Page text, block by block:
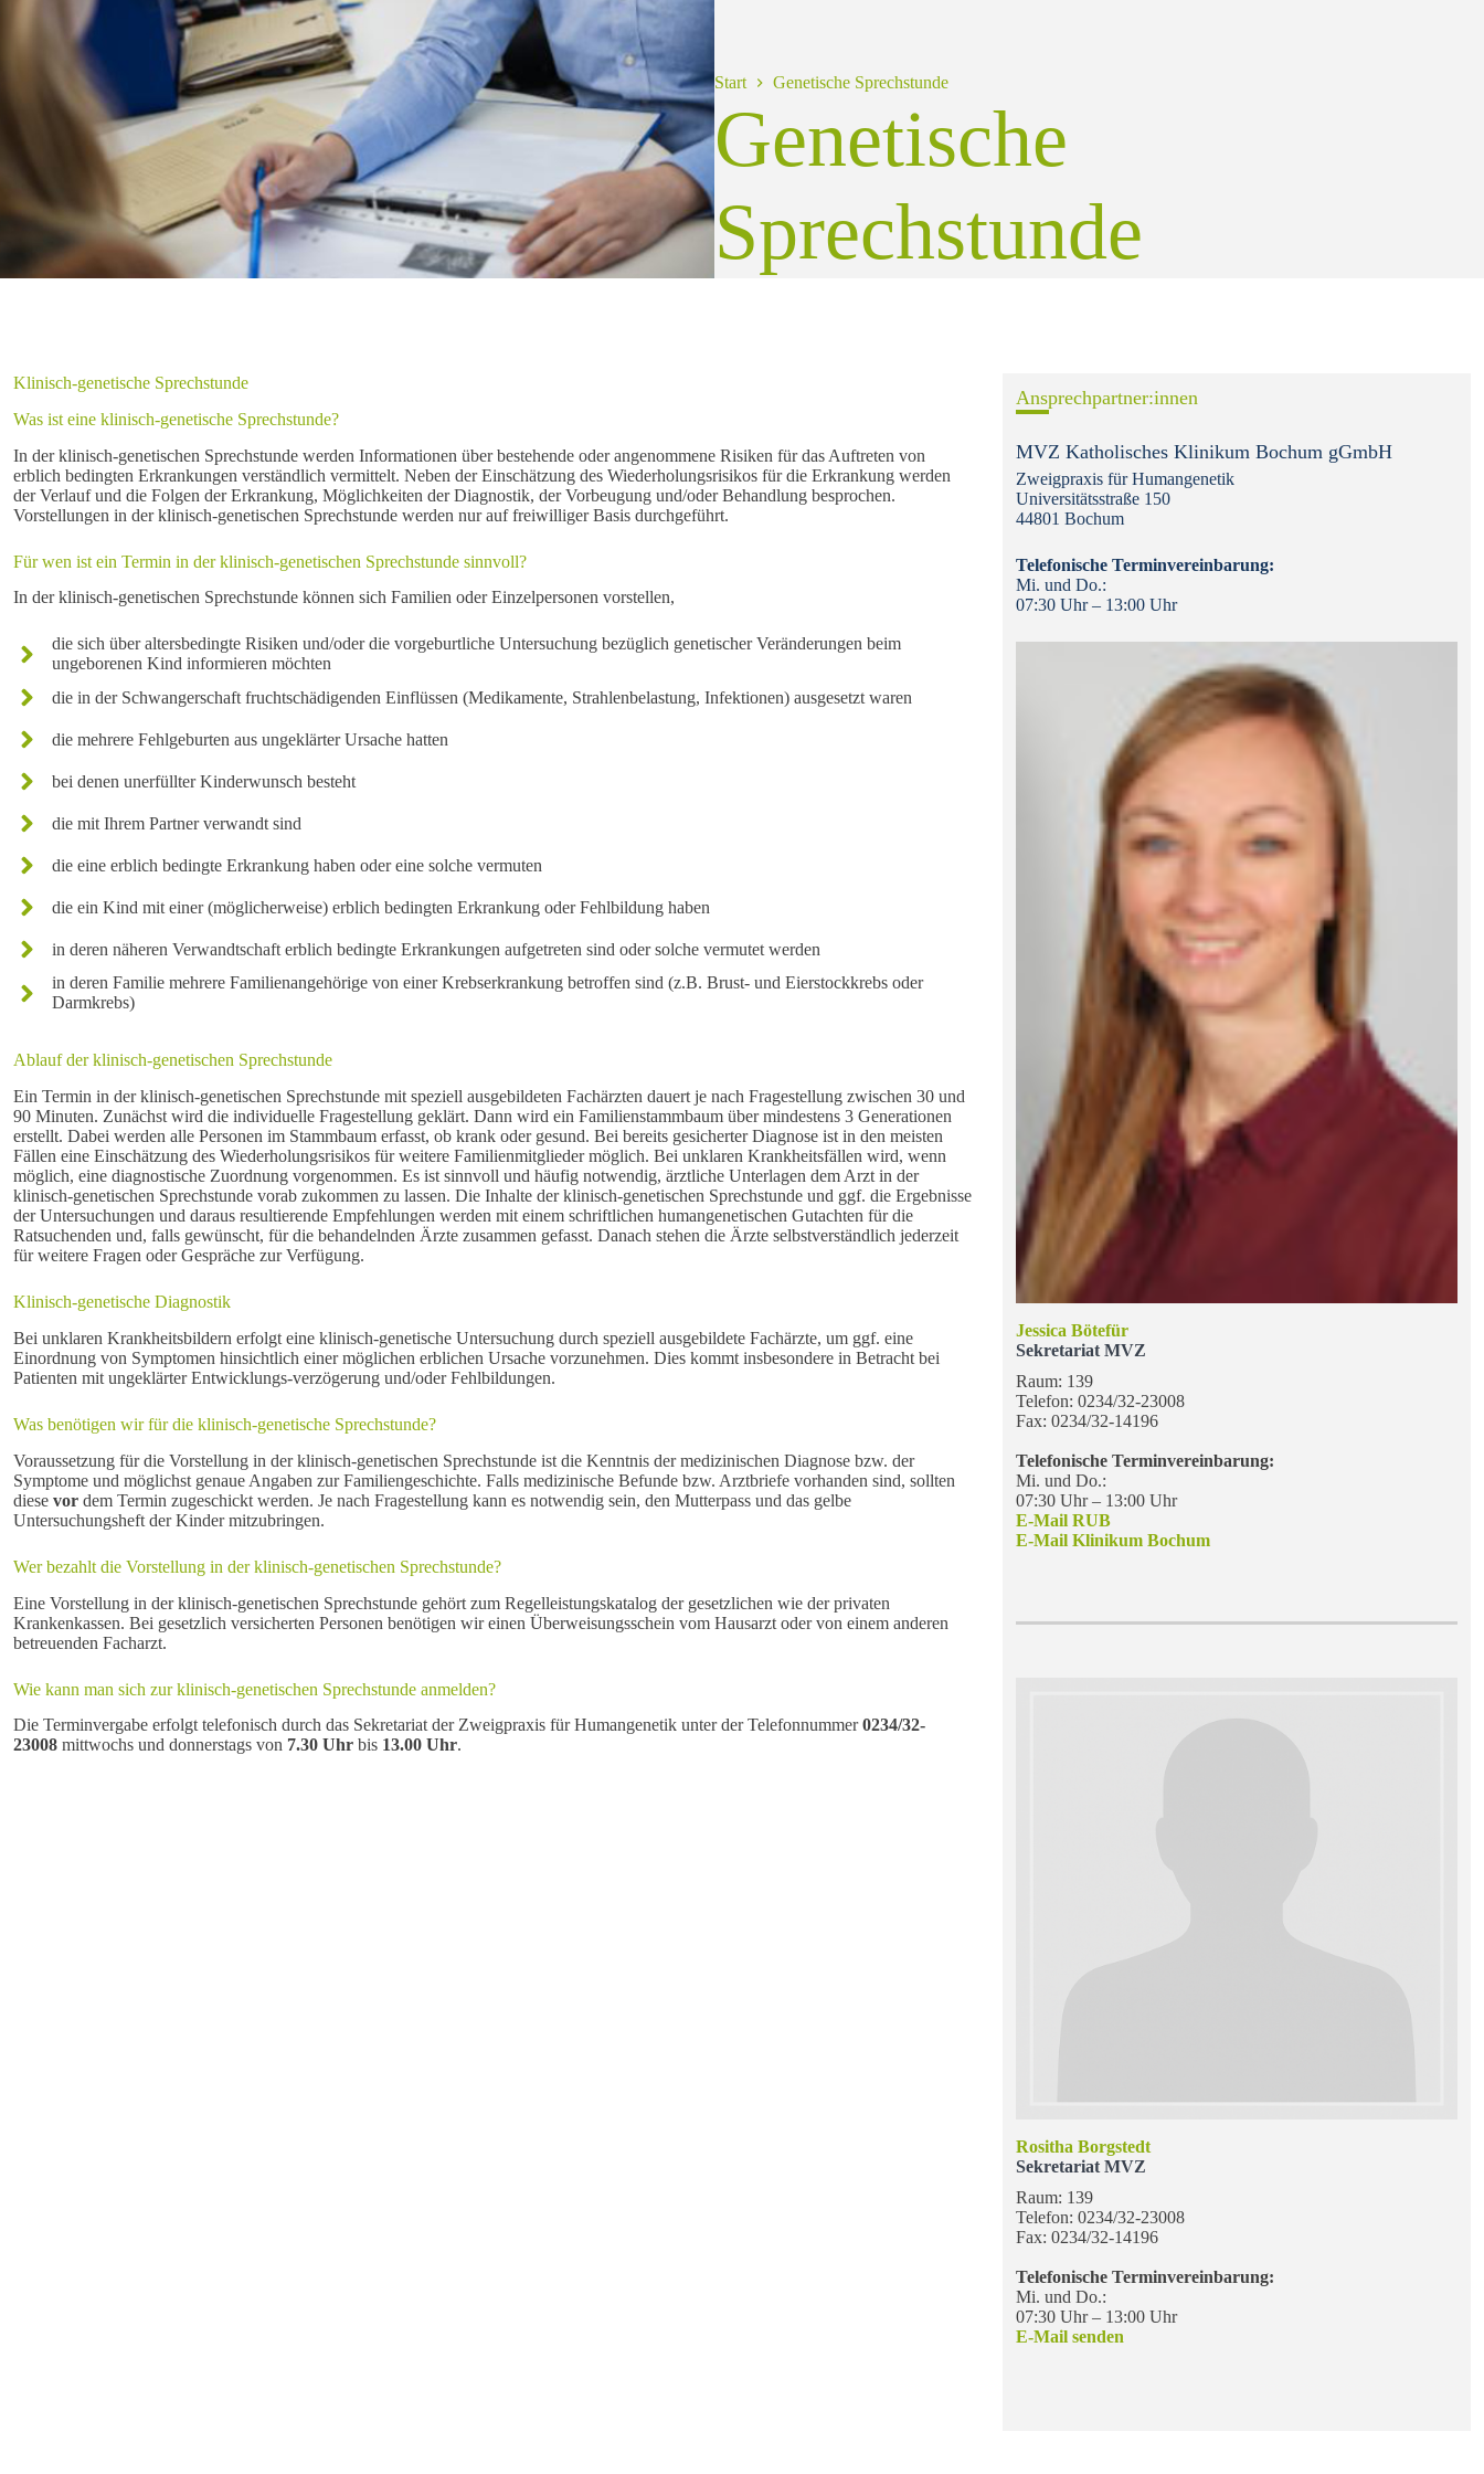
Start Genetische Sprechstunde
Genetische
Sprechstunde
Klinisch-genetische Sprechstunde
Was ist eine klinisch-genetische Sprechstunde?
In der klinisch-genetischen Sprechstunde werden Informationen über bestehende oder angenommene Risiken für das Auftreten von
erblich bedingten Erkrankungen verständlich vermittelt. Neben der Einschätzung des Wiederholungsrisikos für die Erkrankung werden
der Verlauf und die Folgen der Erkrankung, Möglichkeiten der Diagnostik, der Vorbeugung und/oder Behandlung besprochen.
Vorstellungen in der klinisch-genetischen Sprechstunde werden nur auf freiwilliger Basis durchgeführt.
Für wen ist ein Termin in der klinisch-genetischen Sprechstunde sinnvoll?
In der klinisch-genetischen Sprechstunde können sich Familien oder Einzelpersonen vorstellen,
die sich über altersbedingte Risiken und/oder die vorgeburtliche Untersuchung bezüglich genetischer Veränderungen beim
ungeborenen Kind informieren möchten
die in der Schwangerschaft fruchtschädigenden Einflüssen (Medikamente, Strahlenbelastung, Infektionen) ausgesetzt waren
die mehrere Fehlgeburten aus ungeklärter Ursache hatten
bei denen unerfüllter Kinderwunsch besteht
die mit Ihrem Partner verwandt sind
die eine erblich bedingte Erkrankung haben oder eine solche vermuten
die ein Kind mit einer (möglicherweise) erblich bedingten Erkrankung oder Fehlbildung haben
in deren näheren Verwandtschaft erblich bedingte Erkrankungen aufgetreten sind oder solche vermutet werden
in deren Familie mehrere Familienangehörige von einer Krebserkrankung betroffen sind (z.B. Brust- und Eierstockkrebs oder
Darmkrebs)
Ablauf der klinisch-genetischen Sprechstunde
Ein Termin in der klinisch-genetischen Sprechstunde mit speziell ausgebildeten Fachärzten dauert je nach Fragestellung zwischen 30 und
90 Minuten. Zunächst wird die individuelle Fragestellung geklärt. Dann wird ein Familienstammbaum über mindestens 3 Generationen
erstellt. Dabei werden alle Personen im Stammbaum erfasst, ob krank oder gesund. Bei bereits gesicherter Diagnose ist in den meisten
Fällen eine Einschätzung des Wiederholungsrisikos für weitere Familienmitglieder möglich. Bei unklaren Krankheitsfällen wird, wenn
möglich, eine diagnostische Zuordnung vorgenommen. Es ist sinnvoll und häufig notwendig, ärztliche Unterlagen dem Arzt in der
klinisch-genetischen Sprechstunde vorab zukommen zu lassen. Die Inhalte der klinisch-genetischen Sprechstunde und ggf. die Ergebnisse
der Untersuchungen und daraus resultierende Empfehlungen werden mit einem schriftlichen humangenetischen Gutachten für die
Ratsuchenden und, falls gewünscht, für die behandelnden Ärzte zusammen gefasst. Danach stehen die Ärzte selbstverständlich jederzeit
für weitere Fragen oder Gespräche zur Verfügung.
Klinisch-genetische Diagnostik
Bei unklaren Krankheitsbildern erfolgt eine klinisch-genetische Untersuchung durch speziell ausgebildete Fachärzte, um ggf. eine
Einordnung von Symptomen hinsichtlich einer möglichen erblichen Ursache vorzunehmen. Dies kommt insbesondere in Betracht bei
Patienten mit ungeklärter Entwicklungs-verzögerung und/oder Fehlbildungen.
Was benötigen wir für die klinisch-genetische Sprechstunde?
Voraussetzung für die Vorstellung in der klinisch-genetischen Sprechstunde ist die Kenntnis der medizinischen Diagnose bzw. der
Symptome und möglichst genaue Angaben zur Familiengeschichte. Falls medizinische Befunde bzw. Arztbriefe vorhanden sind, sollten
diese vor dem Termin zugeschickt werden. Je nach Fragestellung kann es notwendig sein, den Mutterpass und das gelbe
Untersuchungsheft der Kinder mitzubringen.
Wer bezahlt die Vorstellung in der klinisch-genetischen Sprechstunde?
Eine Vorstellung in der klinisch-genetischen Sprechstunde gehört zum Regelleistungskatalog der gesetzlichen wie der privaten
Krankenkassen. Bei gesetzlich versicherten Personen benötigen wir einen Überweisungsschein vom Hausarzt oder von einem anderen
betreuenden Facharzt.
Wie kann man sich zur klinisch-genetischen Sprechstunde anmelden?
Die Terminvergabe erfolgt telefonisch durch das Sekretariat der Zweigpraxis für Humangenetik unter der Telefonnummer0234/32-
23008 mittwochs und donnerstags von 7.30 Uhr bis 13.00 Uhr.
Ansprechpartner:innen
MVZ Katholisches Klinikum Bochum gGmbH
Zweigpraxis für Humangenetik
Universitätsstraße 150
44801 Bochum
Telefonische Terminvereinbarung:
Mi. und Do.:
07:30 Uhr – 13:00 Uhr
Jessica Bötefür
SekretariatMVZ
Raum: 139
Telefon: 0234/32-23008
Fax: 0234/32-14196
Telefonische Terminvereinbarung:
Mi. und Do.:
07:30 Uhr – 13:00 Uhr
E-Mail RUB
E-Mail Klinikum Bochum
Rositha Borgstedt
SekretariatMVZ
Raum: 139
Telefon: 0234/32-23008
Fax: 0234/32-14196
Telefonische Terminvereinbarung:
Mi. und Do.:
07:30 Uhr – 13:00 Uhr
E-Mail senden